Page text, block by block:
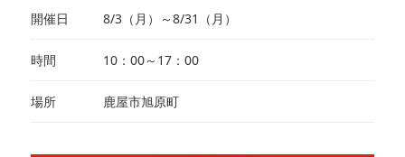
開催日 8/3（月）～8/31（月）
時間 10：00～17：00
場所 鹿屋市旭原町